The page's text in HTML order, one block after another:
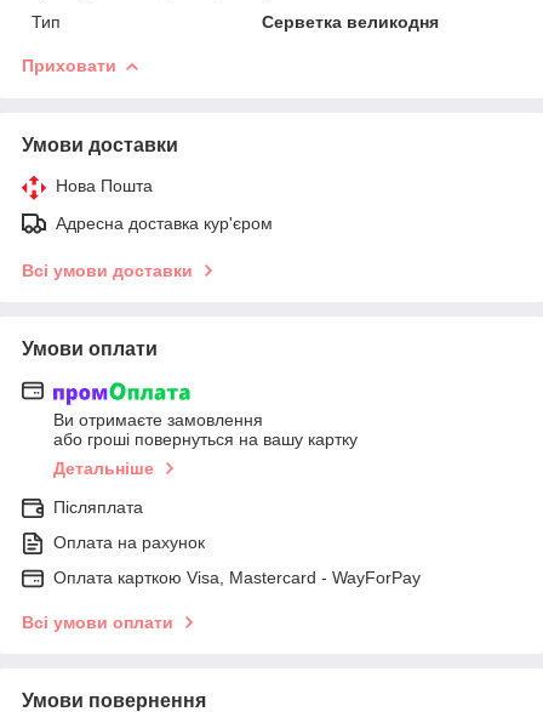
Тип
Серветка великодня
Приховати
Умови доставки
Нова Пошта
Адресна доставка кур'єром
Всі умови доставки
Умови оплати
Ви отримаєте замовлення
або гроші повернуться на вашу картку
Детальніше
Післяплата
Оплата на рахунок
Оплата карткою Visa, Mastercard - WayForPay
Всі умови оплати
Умови повернення